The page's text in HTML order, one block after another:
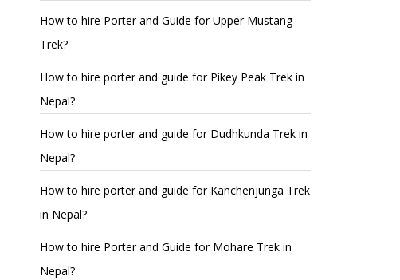
How to hire Porter and Guide for Upper Mustang
Trek?
How to hire porter and guide for Pikey Peak Trek in
Nepal?
How to hire porter and guide for Dudhkunda Trek in
Nepal?
How to hire porter and guide for Kanchenjunga Trek
in Nepal?
How to hire Porter and Guide for Mohare Trek in
Nepal?